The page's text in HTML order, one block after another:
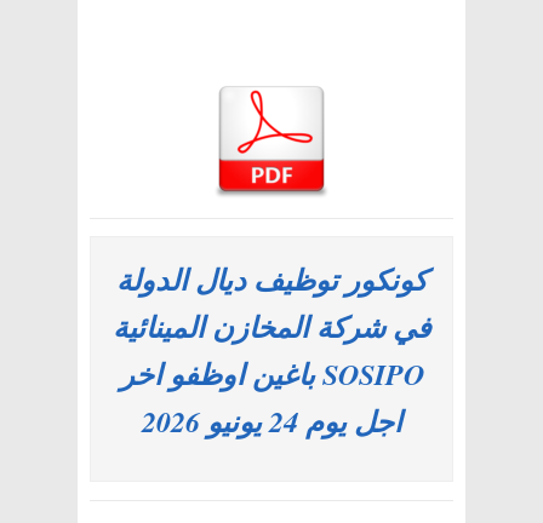
كونكور توظيف ديال الدولة
في شركة المخازن المينائية
SOSIPO باغين اوظفو اخر
اجل يوم 24 يونيو 2026